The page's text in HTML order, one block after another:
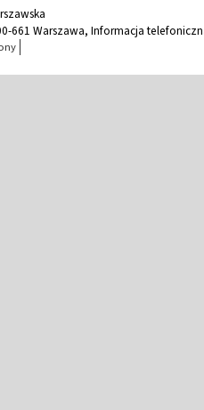
661 Warszawa, Informacja